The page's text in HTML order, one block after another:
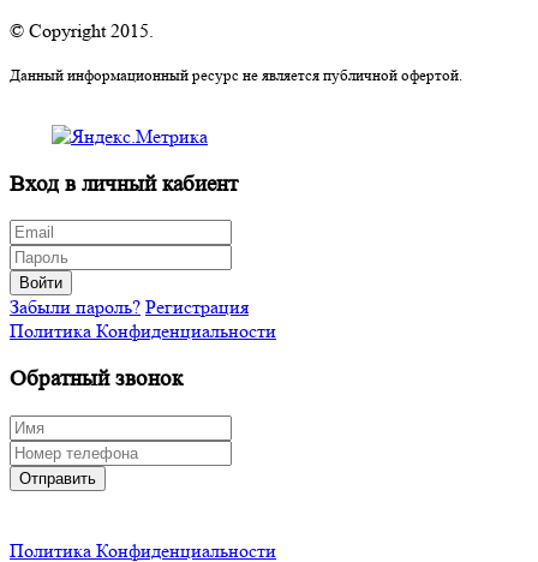
© Copyright 2015.
Данный информационный ресурс не является публичной офертой.
Вход в личный кабиент
Войти
Забыли пароль? Регистрация
Политика Конфиденциальности
Обратный звонок
Отправить
Политика Конфиденциальности